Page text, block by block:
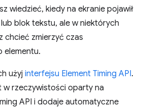
wiedzieć, kiedy na ekranie pojawił
blok tekstu, ale w niektórych
chcieć zmierzyć czas
elementu.
użyj interfejsu Element Timing API.
w rzeczywistości oparty na
API i dodaje automatyczne